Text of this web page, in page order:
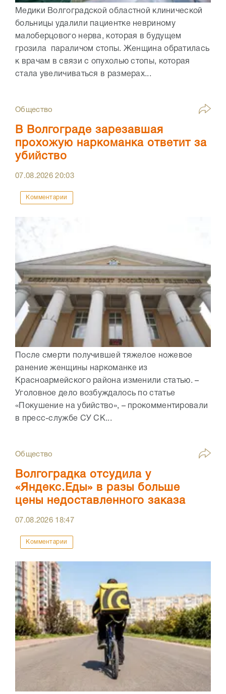
Медики Волгоградской областной клинической
больницы удалили пациентке невриному
малоберцового нерва, которая в будущем
грозила параличом стопы. Женщина обратилась
к врачам в связи с опухолью стопы, которая
стала увеличиваться в размерах...
Общество
В Волгограде зарезавшая
прохожую наркоманка ответит за
убийство
07.08.202620:03
Комментарии
После смерти получившей тяжелое ножевое
ранение женщины наркоманке из
Красноармейского района изменили статью. –
Уголовное дело возбуждалось по статье
«Покушение на убийство», – прокомментировали
в пресс-службе СУ СК...
Общество
Волгоградка отсудила у
«Яндекс.Еды» в разы больше
цены недоставленного заказа
07.08.2026 18:47
Комментарии